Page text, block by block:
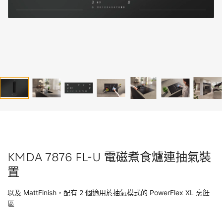
KMDA 7876 FL-U 電磁煮食爐連抽氣裝
置
以及 MattFinish，配有 2 個適用於抽氣模式的 PowerFlex XL 烹飪
區